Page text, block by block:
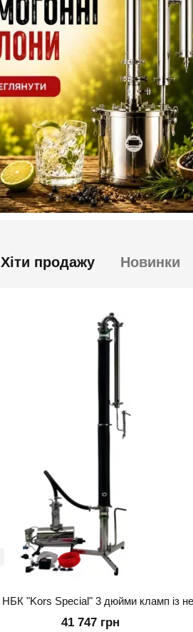
Хіти продажу Новинки
41 747 грн